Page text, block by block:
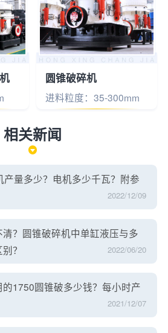
圆锥破碎机
进料粒度：35-300mm
相关新闻
产量多少？电机多少千瓦？附参
2022/12/09
？圆锥破碎机中单缸液压与多
？
2022/06/20
1750圆锥破多少钱？每小时产
2021/12/07